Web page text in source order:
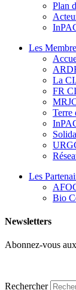
Plan
Les
La
FR
Terre
Les
Bio
Newsletters
Abonnez-vous
Rechercher